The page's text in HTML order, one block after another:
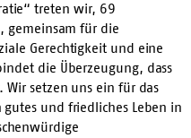
treten wir, 69
gemeinsam für die
Gerechtigkeit und eine
die Überzeugung, dass
Wir setzen uns ein für das
und friedliches Leben in